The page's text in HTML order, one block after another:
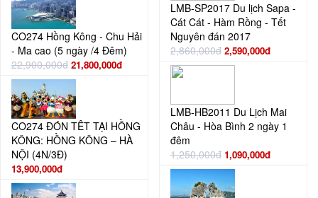
CO274 Hồng Kông - Chu Hải
- Ma cao (5 ngày /4 Đêm)
22,900,000đ 21,800,000đ
CO274 ĐÓN TÊT TẠI HỒNG
KÔNG: HỒNG KÔNG – HÀ
NỘI (4N/3Đ)
13,900,000đ
LMB-SP2017 Du lịch Sapa -
Cát Cát - Hàm Rồng - Tết
Nguyên đán 2017
2,860,000đ 2,590,000đ
LMB-HB2011 Du Lịch Mai
Châu - Hòa Bình 2 ngày 1
đêm
1,250,000đ 1,090,000đ